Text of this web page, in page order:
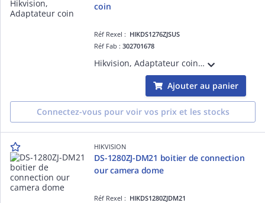
coin
Réf Rexel : HIKDS1276ZJSUS
Réf Fab :302701678
Hikvision, Adaptateur coincouleure Hik blanc, inox, l 127x46x250m
Ajouter au panier
Connectez-vous pour voir vos prix et les stocks
HIKVISION
DS-1280ZJ-DM21 boitier de connection
our camera dome
Réf Rexel : HIKDS1280ZJDM21